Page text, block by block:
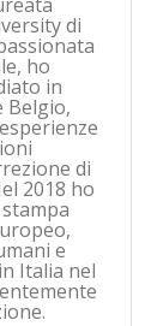
di
ho
in
Belgio,
di
2018 ho
e
Italia nel